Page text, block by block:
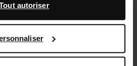
avec Google à des fins de
Vous pouvez en savoir plus sur la
confidentialité des entreprises
autoriser